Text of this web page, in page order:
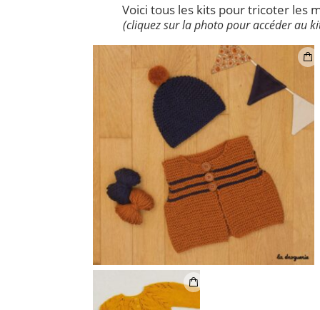
Voici tous les kits pour tricoter les
(cliquez sur la photo pour accéder au